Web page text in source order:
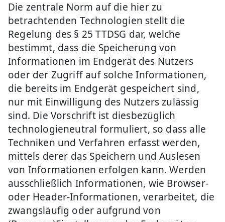
Die zentrale Norm auf die hier zu
betrachtenden Technologien stellt die
Regelung des § 25 TTDSG dar, welche
bestimmt, dass die Speicherung von
Informationen im Endgerät des Nutzers
oder der Zugriff auf solche Informationen,
die bereits im Endgerät gespeichert sind,
nur mit Einwilligung des Nutzers zulässig
sind. Die Vorschrift ist diesbezüglich
technologieneutral formuliert, so dass alle
Techniken und Verfahren erfasst werden,
mittels derer das Speichern und Auslesen
von Informationen erfolgen kann. Werden
ausschließlich Informationen, wie Browser-
oder Header-Informationen, verarbeitet, die
zwangsläufig oder aufgrund von